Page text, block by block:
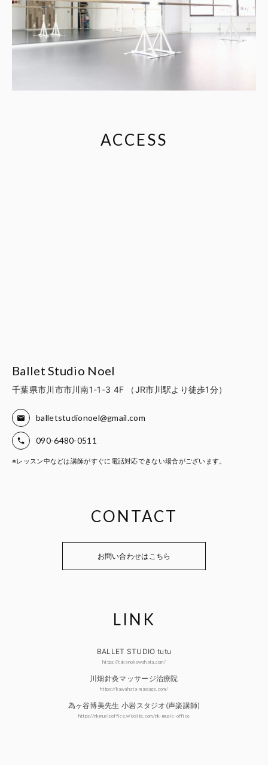
ACCESS
Ballet Studio Noel
千葉県市川市市川南1-1-3 4F （JR市川駅より徒歩1分）
balletstudionoel@gmail.com
090-6480-0511
※レッスン中などは講師がすぐに電話対応できない場合がございます。
CONTACT
お問い合わせはこちら
LINK
BALLET STUDIO tutu
https://takanokawahata.com/
川畑針灸マッサージ治療院
https://kawahata-massage.com/
為ヶ谷博美先生 小岩スタジオ(声楽講師)
https://nkmusicoffice.wixsite.com/nk-music-office